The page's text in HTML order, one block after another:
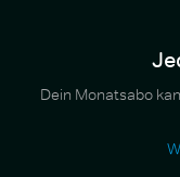
Dein Monatsabo